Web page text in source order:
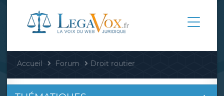
Accueil Forum Droit routier